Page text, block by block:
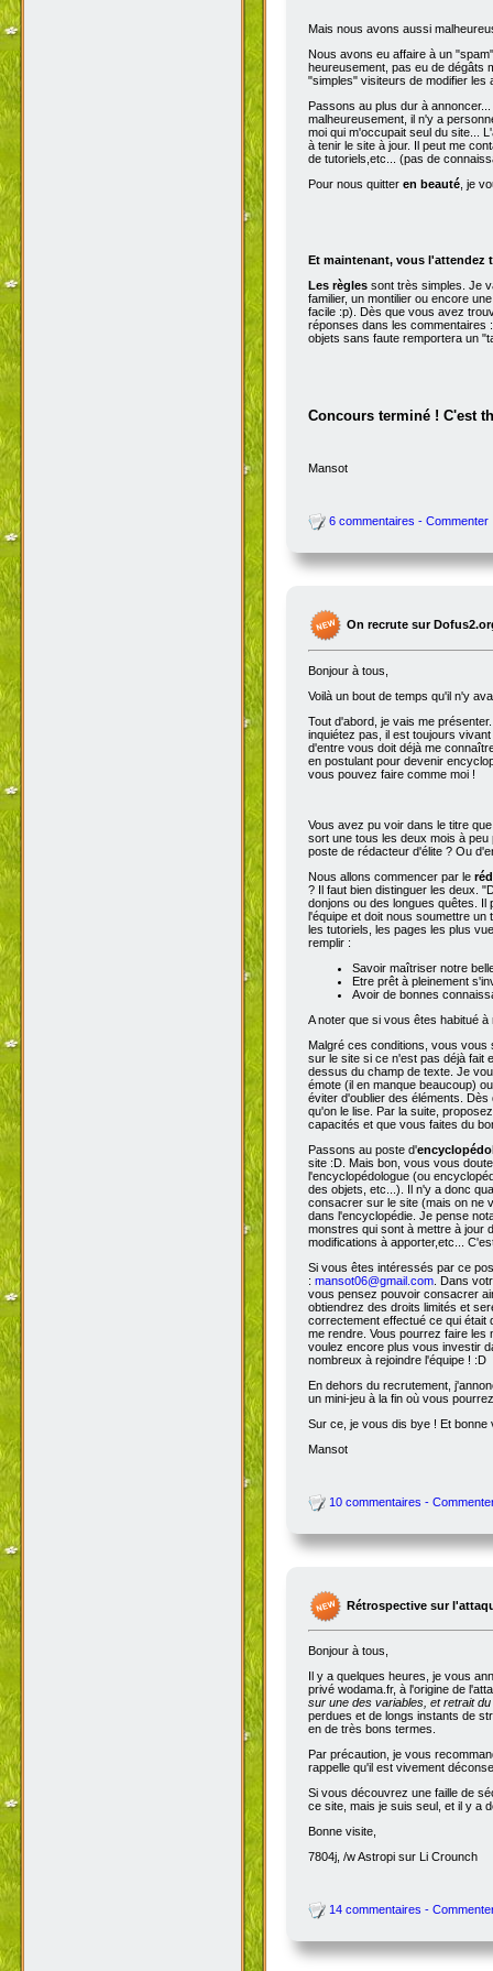
Mais nous avons aussi
Nous avons eu affaire à un
heureusement, pas eu de dégâts
"simples" visiteurs de modifier
Passons au plus dur à
malheureusement, il n'y a
moi qui m'occupait seul du site...
à tenir le site à jour. Il peut me
de tutoriels,etc... (pas de
Pour nous quitter en beauté, je
Et maintenant, vous l'attendez
Les règles sont très simples. Je
familier, un montilier ou encore
facile :p). Dès que vous avez
réponses dans les commentaires
objets sans faute remportera un
Concours terminé ! C'est
Mansot
6 commentaires - Commenter
On recrute sur
Bonjour à tous,
Voilà un bout de temps qu'il n'y
Tout d'abord, je vais me
inquiétez pas, il est toujours
d'entre vous doit déjà me
en postulant pour devenir
vous pouvez faire comme moi !
Vous avez pu voir dans le titre
sort une tous les deux mois à
poste de rédacteur d'élite ? Ou
Nous allons commencer par le
? Il faut bien distinguer les deux.
donjons ou des longues quêtes. Il
l'équipe et doit nous soumettre un
les tutoriels, les pages les plus
remplir :
Savoir maîtriser notre
Etre prêt à pleinement
Avoir de bonnes
A noter que si vous êtes habitué
Malgré ces conditions, vous
sur le site si ce n'est pas déjà fait
dessus du champ de texte. Je
émote (il en manque beaucoup)
éviter d'oublier des éléments.
qu'on le lise. Par la suite,
capacités et que vous faites du
Passons au poste d'
site :D. Mais bon, vous vous
l'encyclopédologue (ou
des objets, etc...). Il n'y a donc
consacrer sur le site (mais on ne
dans l'encyclopédie. Je pense
monstres qui sont à mettre à jour
modifications à apporter,etc...
Si vous êtes intéressés par ce
: mansot06@gmail.com . Dans
vous pensez pouvoir consacrer
obtiendrez des droits limités et
correctement effectué ce qui
me rendre. Vous pourrez faire les
voulez encore plus vous investir
nombreux à rejoindre l'équipe ! :D
En dehors du recrutement,
un mini-jeu à la fin où vous
Sur ce, je vous dis bye ! Et bonne
Mansot
10 commentaires -
Rétrospective sur
Bonjour à tous,
Il y a quelques heures, je vous
privé wodama.fr, à l'origine de
sur une des variables, et retrait
perdues et de longs instants de
en de très bons termes.
Par précaution, je vous
rappelle qu'il est vivement
Si vous découvrez une faille de
ce site, mais je suis seul, et il y a
Bonne visite,
7804j, /w Astropi sur Li Crounch
14 commentaires -